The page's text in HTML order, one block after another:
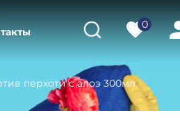
0
перхоти с алоэ 300мл